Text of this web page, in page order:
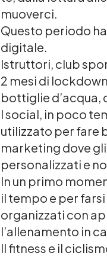
muoverci.
Questo periodo
digitale.
Istruttori, club
2 mesi di
bottiglie d’acqua,
I social, in poco
utilizzato per fare
marketing dove
personalizzati e
In un primo
il tempo e per
organizzati con
l’allenamento in
Il fitness e il